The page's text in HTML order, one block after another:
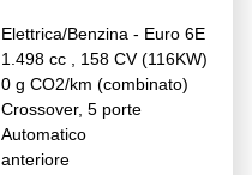
Elettrica/Benzina - Euro 6E
1.498 cc , 158 CV (116KW)
0 g CO2/km (combinato)
Crossover, 5 porte
Automatico
anteriore